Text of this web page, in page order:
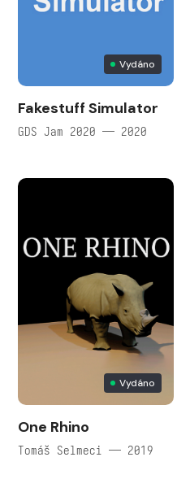
Vydáno
Fakestuff Simulator
GDS Jam 2020 — 2020
Vydáno
One Rhino
Tomáš Selmeci — 2019